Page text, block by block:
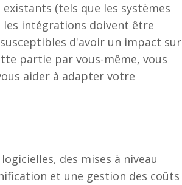
(tels que les systèmes
les intégrations doivent être
d'avoir un impact sur
partie par vous-même, vous
aider à adapter votre
des mises à niveau
et une gestion des coûts